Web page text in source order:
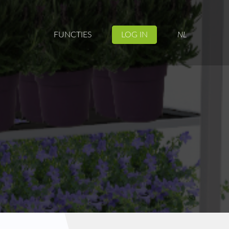
FUNCTIES LOG IN NL